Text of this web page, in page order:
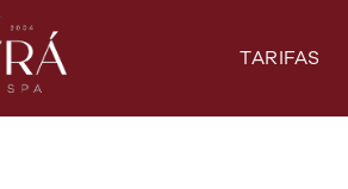
TARIFAS